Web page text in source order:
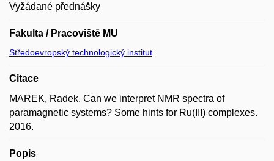
Vyžádané přednášky
Fakulta / Pracoviště MU
Středoevropský technologický institut
Citace
MAREK, Radek. Can we interpret NMR spectra of
paramagnetic systems? Some hints for Ru(III) complexes.
2016.
Popis